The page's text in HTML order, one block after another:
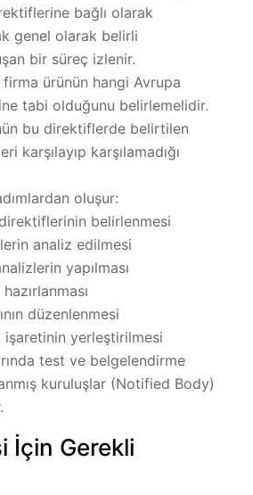
bağlı olarak
genel olarak belirli
bir süreç izlenir.
ürünün hangi Avrupa
tabi olduğunu belirlemelidir.
bu direktiflerde belirtilen
karşılayıp karşılamadığı
oluşur:
belirlenmesi
analiz edilmesi
yapılması
düzenlenmesi
işaretinin yerleştirilmesi
test ve belgelendirme
kuruluşlar (Notified Body)
İçin Gerekli